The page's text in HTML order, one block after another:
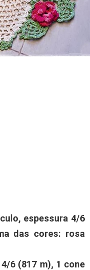
espessura 4/6
das cores: rosa
6 (817 m), 1 cone